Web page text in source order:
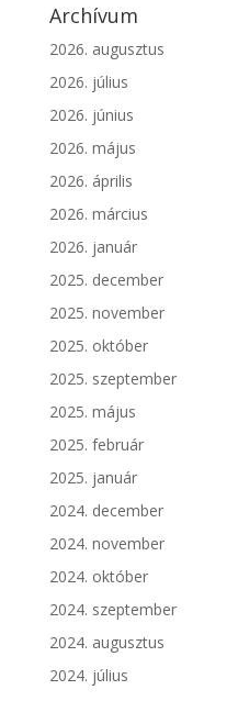
Archívum
2026. augusztus
2026. július
2026. június
2026. május
2026. április
2026. március
2026. január
2025. december
2025. november
2025. október
2025. szeptember
2025. május
2025. február
2025. január
2024. december
2024. november
2024. október
2024. szeptember
2024. augusztus
2024. július